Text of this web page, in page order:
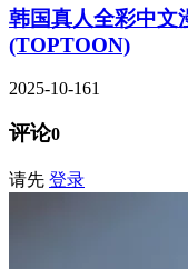
韩国真人全彩中文
(TOPTOON)
2025-10-161
评论0
请先 登录